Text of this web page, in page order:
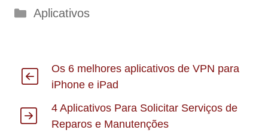
Categorias
Aplicativos
Os 6 melhores aplicativos de VPN para
iPhone e iPad
4 Aplicativos Para Solicitar Serviços de
Reparos e Manutenções